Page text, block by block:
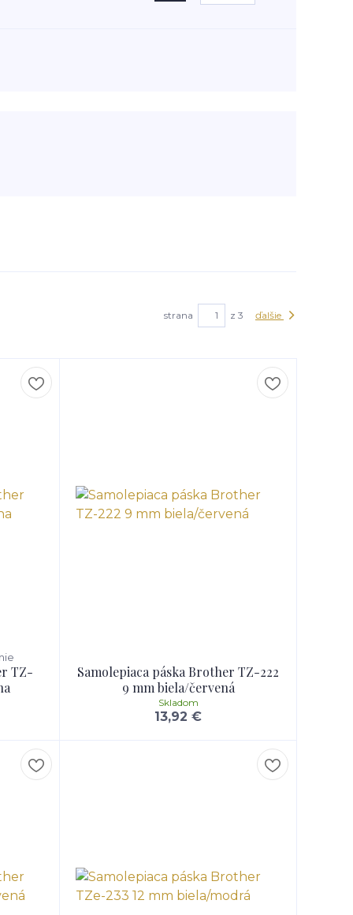
strana z 3 ďalšie
TZ-
Samolepiaca páska Brother TZ-222
9 mm biela/červená
13,92 €
Skladom